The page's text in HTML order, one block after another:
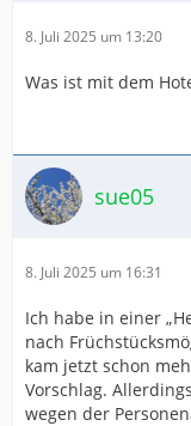
8. Juli 2025 um 13:20
Was ist mit dem
sue05
8. Juli 2025 um 16:31
Ich habe in einer
nach
kam jetzt schon
Vorschlag.
wegen der